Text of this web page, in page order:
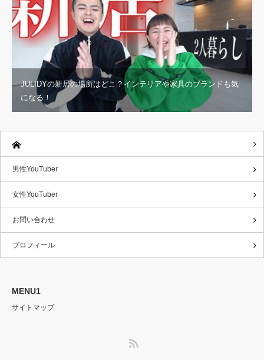
JULIDYの新居の場所はどこ？インテリアや家具のブランドも気
になる！
男性YouTuber
女性YouTuber
お問い合わせ
プロフィール
MENU1
サイトマップ